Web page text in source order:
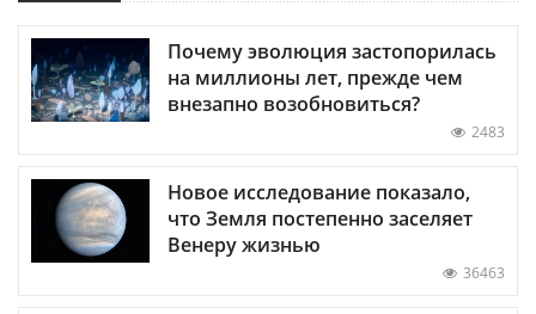
Почему эволюция застопорилась
на миллионы лет, прежде чем
внезапно возобновиться?
2483
Новое исследование показало,
что Земля постепенно заселяет
Венеру жизнью
36463